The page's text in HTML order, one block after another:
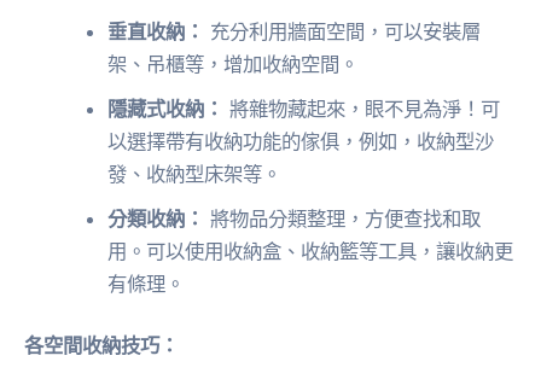
垂直收納： 充分利用牆面空間，可以安裝層
架、吊櫃等，增加收納空間。
隱藏式收納： 將雜物藏起來，眼不見為淨！可
以選擇帶有收納功能的傢俱，例如，收納型沙
發、收納型床架等。
分類收納： 將物品分類整理，方便查找和取
用。可以使用收納盒、收納籃等工具，讓收納更
有條理。
各空間收納技巧：